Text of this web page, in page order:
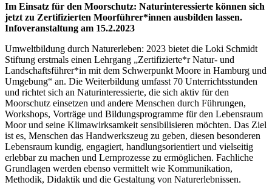
Im Einsatz für den Moorschutz: Naturinteressierte können sich
jetzt zu Zertifizierten Moorführer*innen ausbilden lassen.
Infoveranstaltung am 15.2.2023
Umweltbildung durch Naturerleben: 2023 bietet die Loki Schmidt
Stiftung erstmals einen Lehrgang „Zertifizierte*r Natur- und
Landschaftsführer*in mit dem Schwerpunkt Moore in Hamburg und
Umgebung“ an. Die Weiterbildung umfasst 70 Unterrichtsstunden
und richtet sich an Naturinteressierte, die sich aktiv für den
Moorschutz einsetzen und andere Menschen durch Führungen,
Workshops, Vorträge und Bildungsprogramme für den Lebensraum
Moor und seine Klimawirksamkeit sensibilisieren möchten. Das Ziel
ist es, Menschen das Handwerkszeug zu geben, diesen besonderen
Lebensraum kundig, engagiert, handlungsorientiert und vielseitig
erlebbar zu machen und Lernprozesse zu ermöglichen. Fachliche
Grundlagen werden ebenso vermittelt wie Kommunikation,
Methodik, Didaktik und die Gestaltung von Naturerlebnissen.